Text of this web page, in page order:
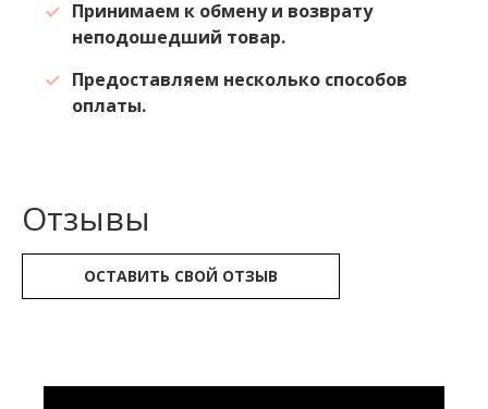
Принимаем к обмену и возврату
неподошедший товар.
Предоставляем несколько способов
оплаты.
Отзывы
ОСТАВИТЬ СВОЙ ОТЗЫВ